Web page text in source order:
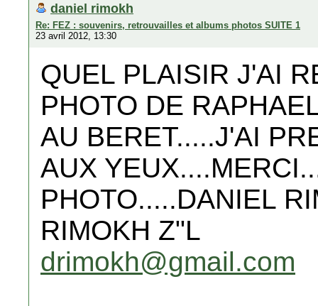
daniel rimokh
Re: FEZ : souvenirs, retrouvailles et albums photos SUITE 1
23 avril 2012, 13:30
QUEL PLAISIR J'AI
PHOTO DE
AU BERET.....J'AI
AUX
PHOTO.....DANIEL
RIMOKH Z"L
drimokh@gmail.com